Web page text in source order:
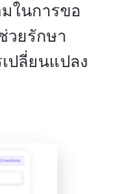
ในการขอ
วยรักษา
ปลี่ยนแปลง